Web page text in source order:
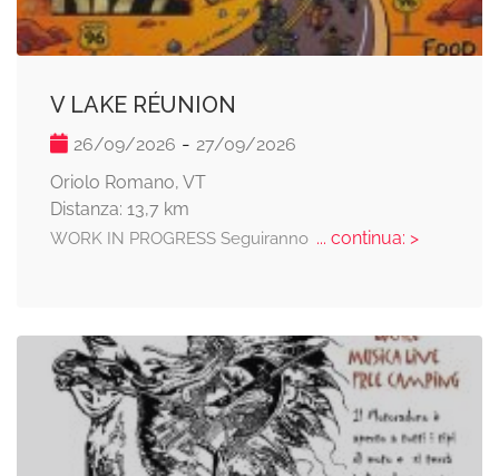
V LAKE RÉUNION
26/09/2026 - 27/09/2026
Oriolo Romano, VT
Distanza: 13,7 km
WORK IN PROGRESS Seguiranno... continua: >